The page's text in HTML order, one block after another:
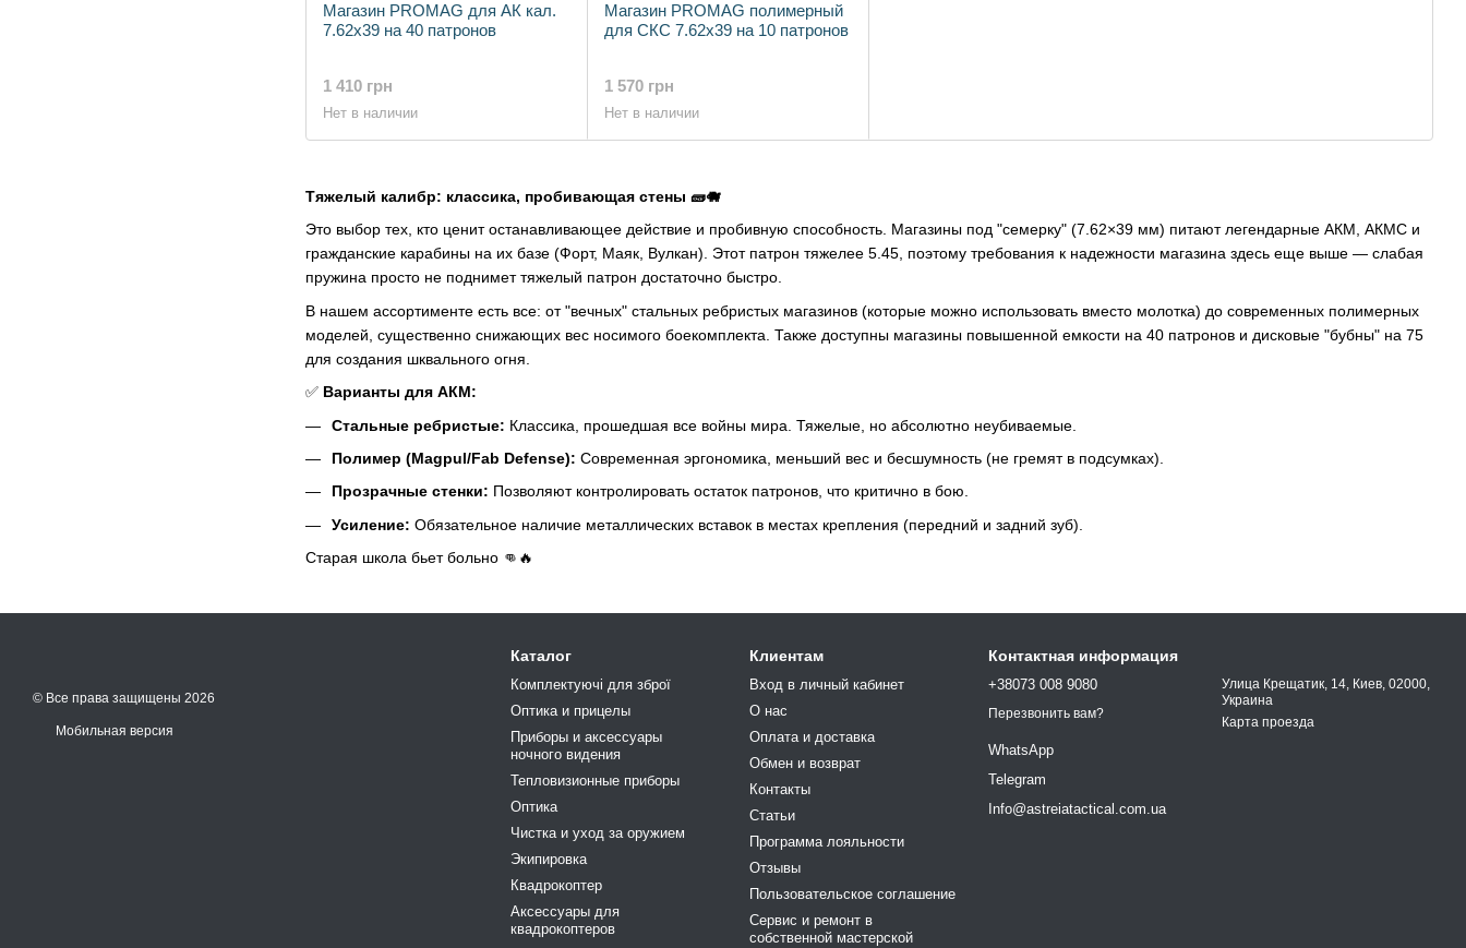
Тяжелый калибр: классика, пробивающая стены 🧱🐗
Это выбор тех, кто ценит останавливающее действие и пробивную способность. Магазины под "семерку" (7.62×39 мм) питают легендарные АКМ, АКМС и
гражданские карабины на их базе (Форт, Маяк, Вулкан). Этот патрон тяжелее 5.45, поэтому требования к надежности магазина здесь еще выше — слабая
пружина просто не поднимет тяжелый патрон достаточно быстро.
В нашем ассортименте есть все: от "вечных" стальных ребристых магазинов (которые можно использовать вместо молотка) до современных полимерных
моделей, существенно снижающих вес носимого боекомплекта. Также доступны магазины повышенной емкости на 40 патронов и дисковые "бубны" на 75
для создания шквального огня.
✅ Варианты для АКМ:
Стальные ребристые: Классика, прошедшая все войны мира. Тяжелые, но абсолютно неубиваемые.
Полимер (Magpul/Fab Defense): Современная эргономика, меньший вес и бесшумность (не гремят в подсумках).
Прозрачные стенки: Позволяют контролировать остаток патронов, что критично в бою.
Усиление: Обязательное наличие металлических вставок в местах крепления (передний и задний зуб).
Старая школа бьет больно 👊🔥
Магазин PROMAG для АК кал.
7.62х39 на 40 патронов
1 410 грн
Нет в наличии
Магазин PROMAG полимерный
для СКС 7.62х39 на 10 патронов
1 570 грн
Нет в наличии
© Все права защищены 2026
Мобильная версия
Каталог
Комплектуючі для зброї
Оптика и прицелы
Приборы и аксессуары
ночного видения
Тепловизионные приборы
Оптика
Чистка и уход за оружием
Экипировка
Квадрокоптер
Аксессуары для
квадрокоптеров
Клиентам
Вход в личный кабинет
О нас
Оплата и доставка
Обмен и возврат
Контакты
Статьи
Программа лояльности
Отзывы
Пользовательское соглашение
Сервис и ремонт в
собственной мастерской
Контактная информация
+38073 008 9080
Перезвонить вам?
WhatsApp
Telegram
Info@astreiatactical.com.ua
Улица Крещатик, 14, Киев, 02000,
Украина
Карта проезда